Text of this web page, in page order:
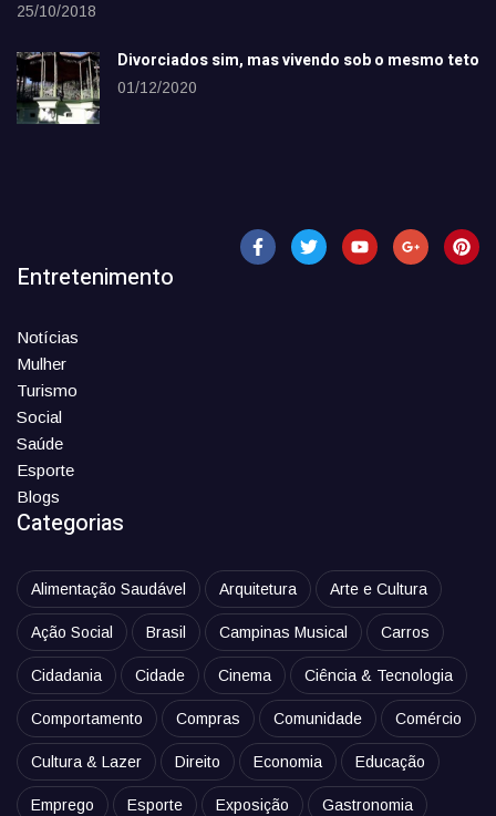
25/10/2018
Divorciados sim, mas vivendo sob o mesmo teto
01/12/2020
Entretenimento
Notícias
Mulher
Turismo
Social
Saúde
Esporte
Blogs
Categorias
Alimentação Saudável Arquitetura Arte e Cultura
Ação Social Brasil Campinas Musical Carros
Cidadania Cidade Cinema Ciência & Tecnologia
Comportamento Compras Comunidade Comércio
Cultura & Lazer Direito Economia Educação
Emprego Esporte Exposição Gastronomia